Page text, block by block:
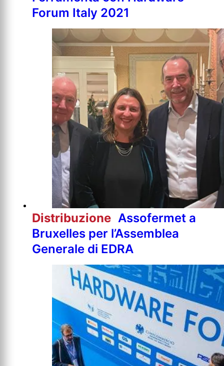
Forum Italy 2021
Distribuzione Assofermet a
Bruxelles per l’Assemblea
Generale di EDRA